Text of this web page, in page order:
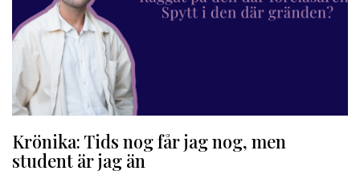
Krönika: Tids nog får jag nog, men
student är jag än